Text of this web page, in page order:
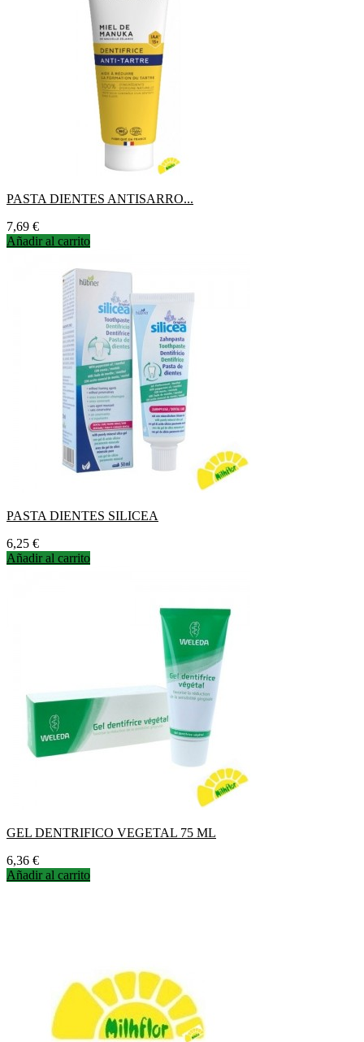
PASTA DIENTES ANTISARRO...
Precio
7,69 €
Añadir al carrito
PASTA DIENTES SILICEA
Precio
6,25 €
Añadir al carrito
GEL DENTRIFICO VEGETAL 75 ML
Precio
6,36 €
Añadir al carrito